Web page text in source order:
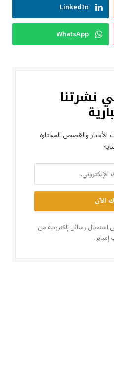
LinkedIn
WhatsApp
نشرتنا
والقصص المختارة
رسائل إلكترونية من